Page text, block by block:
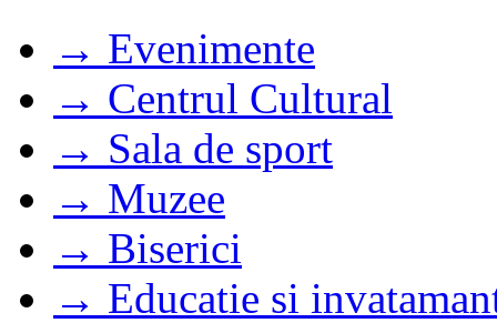
→ Evenimente
→ Centrul Cultural
→ Sala de sport
→ Muzee
→ Biserici
→ Educatie si